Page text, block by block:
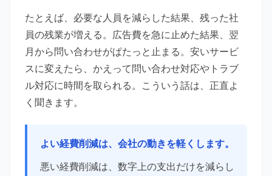
たとえば、必要な人員を減らした結果、残った社
員の残業が増える。広告費を急に止めた結果、翌
月から問い合わせがぱたっと止まる。安いサービ
スに変えたら、かえって問い合わせ対応やトラブ
ル対応に時間を取られる。こういう話は、正直よ
く聞きます。
よい経費削減は、会社の動きを軽くします。
悪い経費削減は、数字上の支出だけを減らし